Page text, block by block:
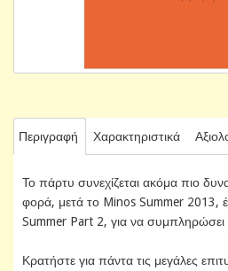
Περιγραφή Χαρακτηριστικά
Το πάρτυ συνεχίζεται ακόμα πιο
φορά, μετά το Minos Summer 2013,
Summer Part 2, για να
Κρατήστε για πάντα τις μεγάλες